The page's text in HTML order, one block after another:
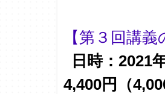
【第３回講
日時：
4,400円（